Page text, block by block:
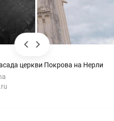
церкви Покрова на Нерли